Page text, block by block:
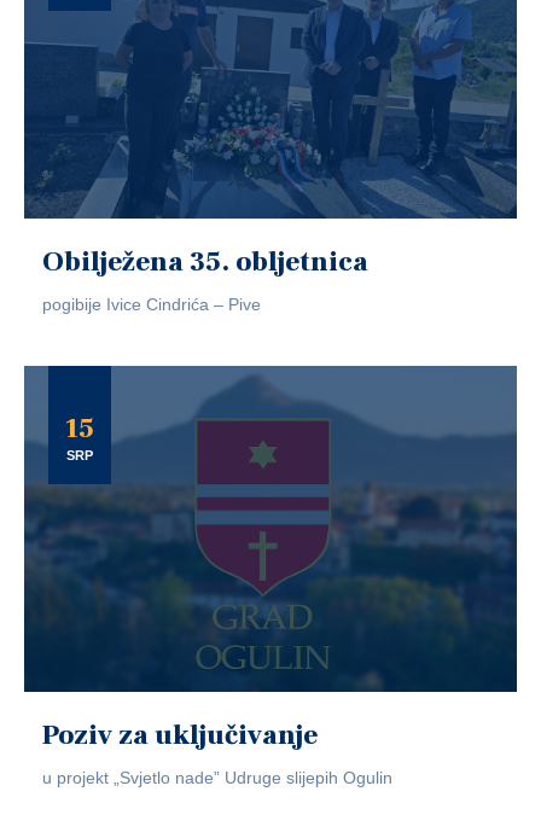
Obilježena 35. obljetnica
pogibije Ivice Cindrića – Pive
15
SRP
Poziv za uključivanje
u projekt „Svjetlo nade” Udruge slijepih Ogulin